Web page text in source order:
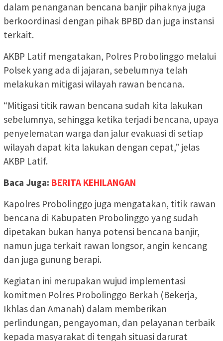
dalam penanganan bencana banjir pihaknya juga
berkoordinasi dengan pihak BPBD dan juga instansi
terkait.
AKBP Latif mengatakan, Polres Probolinggo melalui
Polsek yang ada di jajaran, sebelumnya telah
melakukan mitigasi wilayah rawan bencana.
“Mitigasi titik rawan bencana sudah kita lakukan
sebelumnya, sehingga ketika terjadi bencana, upaya
penyelematan warga dan jalur evakuasi di setiap
wilayah dapat kita lakukan dengan cepat,” jelas
AKBP Latif.
Baca Juga: BERITA KEHILANGAN
Kapolres Probolinggo juga mengatakan, titik rawan
bencana di Kabupaten Probolinggo yang sudah
dipetakan bukan hanya potensi bencana banjir,
namun juga terkait rawan longsor, angin kencang
dan juga gunung berapi.
Kegiatan ini merupakan wujud implementasi
komitmen Polres Probolinggo Berkah (Bekerja,
Ikhlas dan Amanah) dalam memberikan
perlindungan, pengayoman, dan pelayanan terbaik
kepada masyarakat di tengah situasi darurat